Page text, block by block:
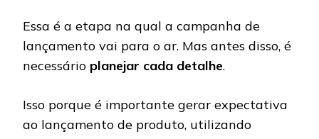
Essa é a etapa na qual a campanha de
lançamento vai para o ar. Mas antes disso, é
necessário planejar cada detalhe.
Isso porque é importante gerar expectativa
ao lançamento de produto, utilizando